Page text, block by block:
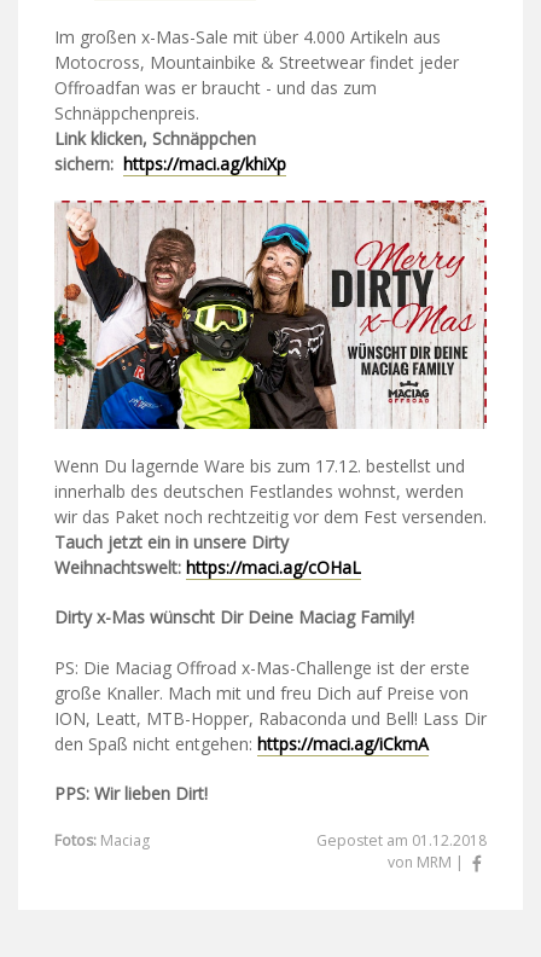
Im großen x-Mas-Sale mit über 4.000 Artikeln aus
Motocross, Mountainbike & Streetwear findet jeder
Offroadfan was er braucht - und das zum
Schnäppchenpreis.
Link klicken, Schnäppchen
sichern: https://maci.ag/khiXp
Wenn Du lagernde Ware bis zum 17.12. bestellst und
innerhalb des deutschen Festlandes wohnst, werden
wir das Paket noch rechtzeitig vor dem Fest versenden.
Tauch jetzt ein in unsere Dirty
Weihnachtswelt: https://maci.ag/cOHaL
Dirty x-Mas wünscht Dir Deine Maciag Family!
PS: Die Maciag Offroad x-Mas-Challenge ist der erste
große Knaller. Mach mit und freu Dich auf Preise von
ION, Leatt, MTB-Hopper, Rabaconda und Bell! Lass Dir
den Spaß nicht entgehen: https://maci.ag/iCkmA
PPS: Wir lieben Dirt!
Fotos: Maciag
Gepostet am 01.12.2018
von MRM |